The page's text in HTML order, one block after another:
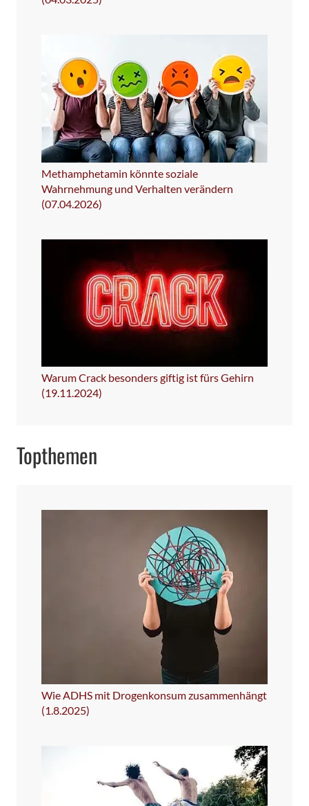
Methamphetamin könnte soziale
Wahrnehmung und Verhalten verändern
(07.04.2026)
Warum Crack besonders giftig ist fürs Gehirn
(19.11.2024)
Topthemen
Wie ADHS mit Drogenkonsum zusammenhängt
(1.8.2025)